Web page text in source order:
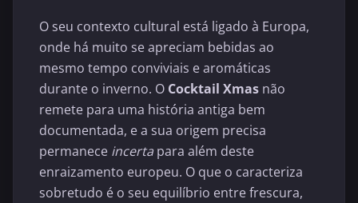
O seu contexto cultural está ligado à Europa,
onde há muito se apreciam bebidas ao
mesmo tempo conviviais e aromáticas
durante o inverno. O Cocktail Xmas não
remete para uma história antiga bem
documentada, e a sua origem precisa
permanece incerta para além deste
enraizamento europeu. O que o caracteriza
sobretudo é o seu equilíbrio entre frescura,